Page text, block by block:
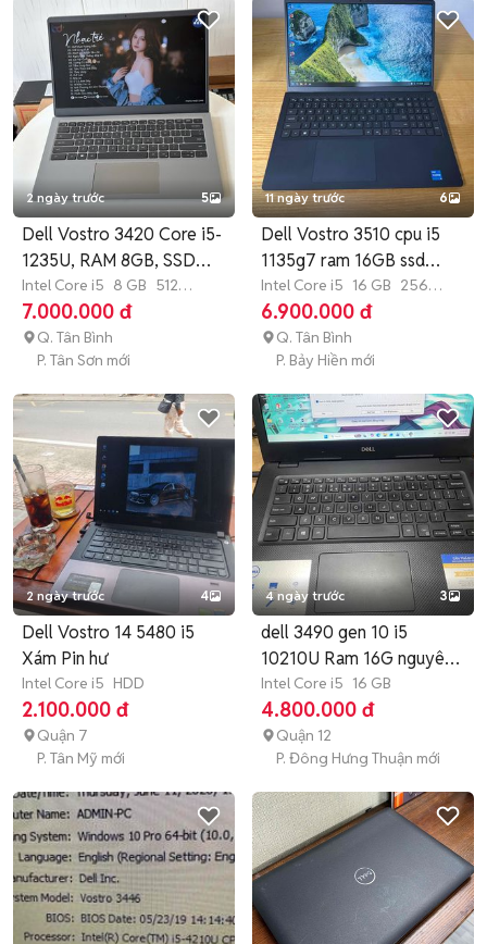
2 ngày trước 5
Dell Vostro 3420 Core i5-
1235U, RAM 8GB, SSD
512GB
Intel Core i5 8 GB 512
GB SSD
7.000.000 đ
Q. Tân Bình
P. Tân Sơn mới
11 ngày trước 6
Dell Vostro 3510 cpu i5
1135g7 ram 16GB ssd
256GB
Intel Core i5 16 GB 256
GB SSD
6.900.000 đ
Q. Tân Bình
P. Bảy Hiền mới
2 ngày trước 4
Dell Vostro 14 5480 i5
Xám Pin hư
Intel Core i5 HDD
2.100.000 đ
Quận 7
P. Tân Mỹ mới
4 ngày trước 3
dell 3490 gen 10 i5
10210U Ram 16G nguyên
zin
Intel Core i5 16 GB
4.800.000 đ
Quận 12
P. Đông Hưng Thuận mới